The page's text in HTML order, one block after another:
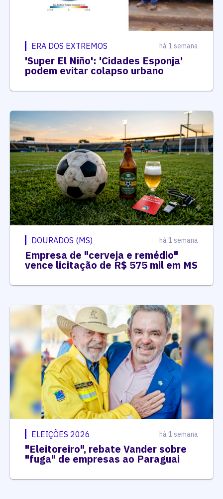
ERA DOS EXTREMOS há 1 semana
'Super El Niño': 'Cidades Esponja'
podem evitar colapso urbano
DOURADOS (MS) há 1 semana
Empresa de "cerveja e remédio"
vence licitação de R$ 575 mil em MS
ELEIÇÕES 2026 há 1 semana
"Eleitoreiro", rebate Vander sobre
"fuga" de empresas ao Paraguai